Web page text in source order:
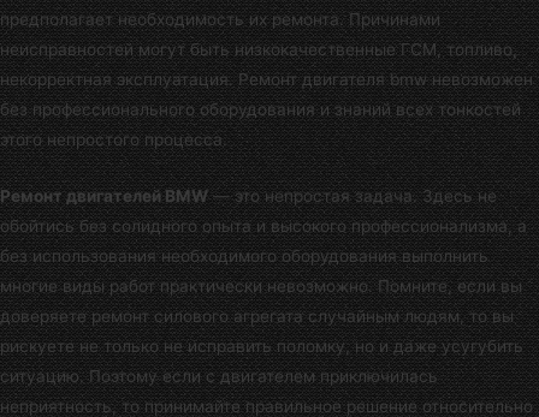
предполагает необходимость их ремонта. Причинами
неисправностей могут быть низкокачественные ГСМ, топливо,
некорректная эксплуатация. Ремонт двигателя bmw невозможен
без профессионального оборудования и знаний всех тонкостей
этого непростого процесса.
Ремонт двигателей BMW— это непростая задача. Здесь не
обойтись без солидного опыта и высокого профессионализма, а
без использования необходимого оборудования выполнить
многие виды работ практически невозможно. Помните, если вы
доверяете ремонт силового агрегата случайным людям, то вы
рискуете не только не исправить поломку, но и даже усугубить
ситуацию. Поэтому если с двигателем приключилась
неприятность, то принимайте правильное решение относительно